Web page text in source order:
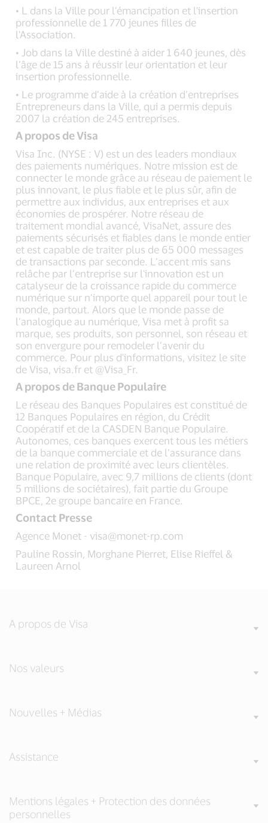
• L dans la Ville pour l'émancipation et l'insertion
professionnelle de 1 770 jeunes filles de
l'Association.
• Job dans la Ville destiné à aider 1 640 jeunes, dès
l’âge de 15 ans à réussir leur orientation et leur
insertion professionnelle.
• Le programme d’aide à la création d’entreprises
Entrepreneurs dans la Ville, qui a permis depuis
2007 la création de 245 entreprises.
A propos de Visa
Visa Inc. (NYSE : V) est un des leaders mondiaux
des paiements numériques. Notre mission est de
connecter le monde grâce au réseau de paiement le
plus innovant, le plus fiable et le plus sûr, afin de
permettre aux individus, aux entreprises et aux
économies de prospérer. Notre réseau de
traitement mondial avancé, VisaNet, assure des
paiements sécurisés et fiables dans le monde entier
et est capable de traiter plus de 65 000 messages
de transactions par seconde. L’accent mis sans
relâche par l’entreprise sur l'innovation est un
catalyseur de la croissance rapide du commerce
numérique sur n’importe quel appareil pour tout le
monde, partout. Alors que le monde passe de
l’analogique au numérique, Visa met à profit sa
marque, ses produits, son personnel, son réseau et
son envergure pour remodeler l’avenir du
commerce. Pour plus d'informations, visitez le site
de Visa, visa.fr et @Visa_Fr.
A propos de Banque Populaire
Le réseau des Banques Populaires est constitué de
12 Banques Populaires en région, du Crédit
Coopératif et de la CASDEN Banque Populaire.
Autonomes, ces banques exercent tous les métiers
de la banque commerciale et de l’assurance dans
une relation de proximité avec leurs clientèles.
Banque Populaire, avec 9,7 millions de clients (dont
5 millions de sociétaires), fait partie du Groupe
BPCE, 2e groupe bancaire en France.
Contact Presse
Agence Monet - visa@monet-rp.com
Pauline Rossin, Morghane Pierret, Elise Rieﬀel &
Laureen Arnol
A propos de Visa
Nos valeurs
Nouvelles + Médias
Assistance
Mentions légales + Protection des données
personnelles